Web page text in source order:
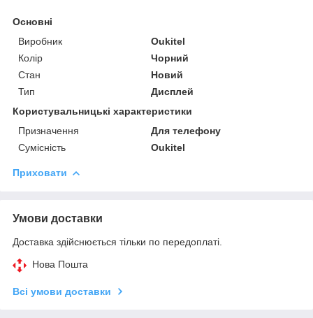
Основні
Виробник
Oukitel
Колір
Чорний
Стан
Новий
Тип
Дисплей
Користувальницькі характеристики
Призначення
Для телефону
Сумісність
Oukitel
Приховати
Умови доставки
Доставка здійснюється тільки по передоплаті.
Нова Пошта
Всі умови доставки